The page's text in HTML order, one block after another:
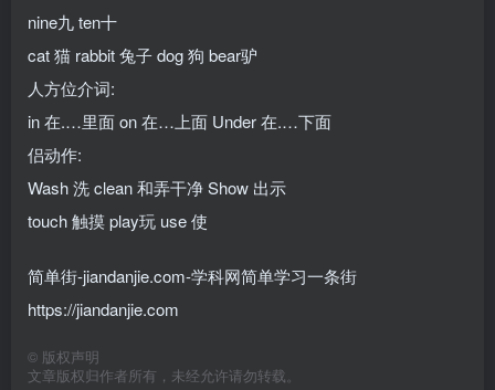
nine九 ten十
cat 猫 rabbit 兔子 dog 狗 bear驴
人方位介词:
in 在.…里面 on 在…上面 Under 在.…下面
侣动作:
Wash 洗 clean 和弄干净 Show 出示
touch 触摸 play玩 use 使
简单街-jiandanjie.com-学科网简单学习一条街
https://jiandanjie.com
© 版权声明
文章版权归作者所有，未经允许请勿转载。